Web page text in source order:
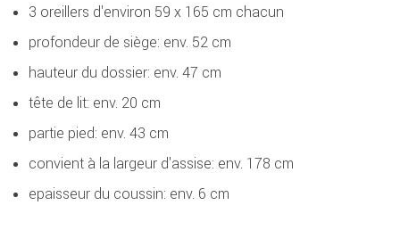
3 oreillers d'environ 59 x 165 cm chacun
profondeur de siège: env. 52 cm
hauteur du dossier: env. 47 cm
tête de lit: env. 20 cm
partie pied: env. 43 cm
convient à la largeur d'assise: env. 178 cm
epaisseur du coussin: env. 6 cm